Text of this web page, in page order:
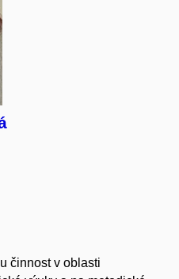
činnost v oblasti